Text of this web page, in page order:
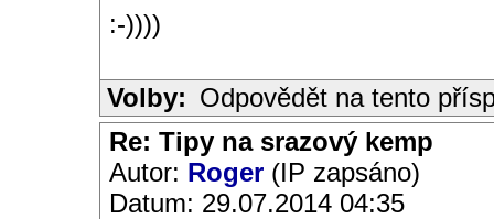
:-))))
Volby: Odpovědět na tento
Re: Tipy na srazový kemp
Autor: Roger (IP zapsáno)
Datum: 29.07.2014 04:35